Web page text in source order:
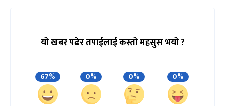
यो खबर पढेर तपाईलाई कस्तो महसुस भयो ?
67% 0% 0% 0%